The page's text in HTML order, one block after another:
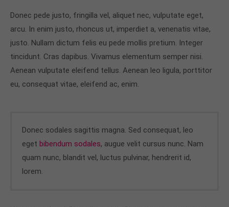
Donec pede justo, fringilla vel, aliquet nec, vulputate eget,
arcu. In enim justo, rhoncus ut, imperdiet a, venenatis vitae,
justo. Nullam dictum felis eu pede mollis pretium. Integer
tincidunt. Cras dapibus. Vivamus elementum semper nisi.
Aenean vulputate eleifend tellus. Aenean leo ligula, porttitor
eu, consequat vitae, eleifend ac, enim.
Donec sodales sagittis magna. Sed consequat, leo
eget bibendum sodales, augue velit cursus nunc. Nam
quam nunc, blandit vel, luctus pulvinar, hendrerit id,
lorem.